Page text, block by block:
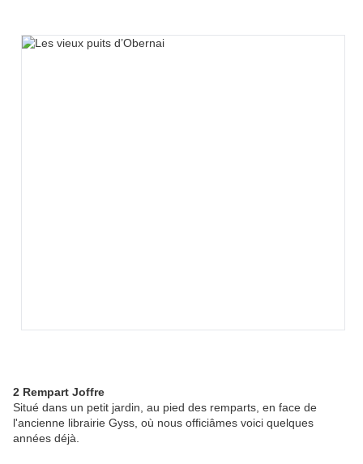
2 Rempart Joffre
Situé dans un petit jardin, au pied des remparts, en face de
l'ancienne librairie Gyss, où nous officiâmes voici quelques
années déjà.